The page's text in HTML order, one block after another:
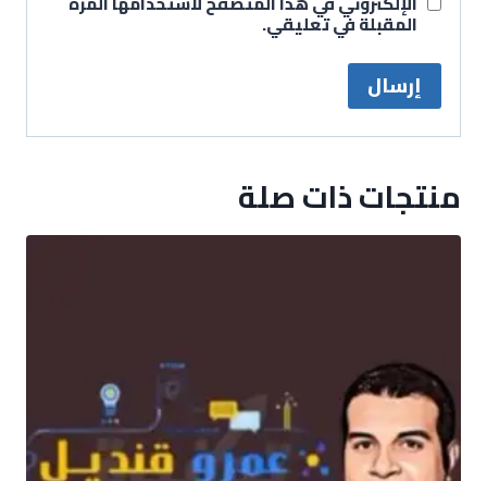
المقبلة في تعليقي.
منتجات ذات صلة